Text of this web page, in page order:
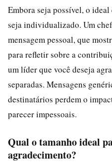
Embora seja possível, o
seja individualizado. Um
mensagem pessoal, que
para refletir sobre a
um líder que você deseja
separadas. Mensagens
destinatários perdem o
parecer impessoais.
Qual o tamanho ideal
agradecimento?